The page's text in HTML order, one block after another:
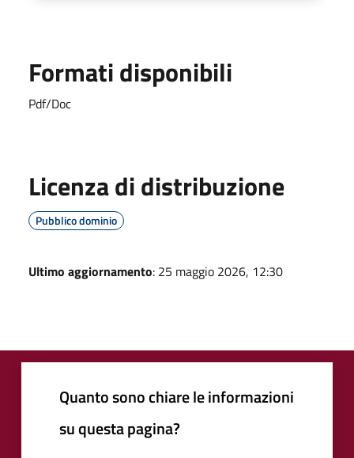
Formati disponibili
Pdf/Doc
Licenza di distribuzione
Pubblico dominio
Ultimo aggiornamento: 25 maggio 2026, 12:30
Quanto sono chiare le informazioni
su questa pagina?